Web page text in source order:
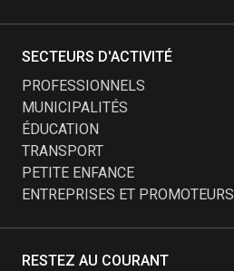
RESTEZ AU COURANT
SECTEURS D'ACTIVITÉ
PROFESSIONNELS
MUNICIPALITÉS
ÉDUCATION
TRANSPORT
PETITE ENFANCE
ENTREPRISES ET PROMOTEURS